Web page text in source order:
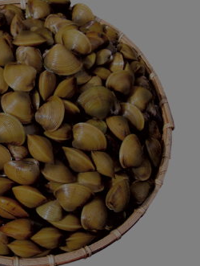
乳製品
米麵雜糧
水產
一籃菜真心話
合作聯合國
生活提案
親子食育
惜食